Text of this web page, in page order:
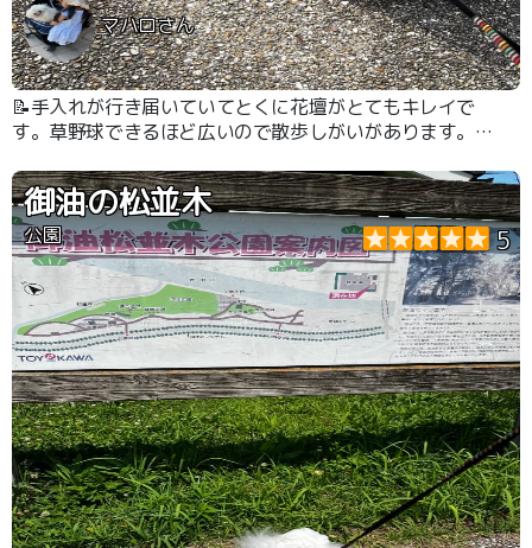
マハロさん
📝手入れが行き届いていてとくに花壇がとてもキレイで
す。草野球できるほど広いので散歩しがいがあります。駐
御油の松並木
公園 5